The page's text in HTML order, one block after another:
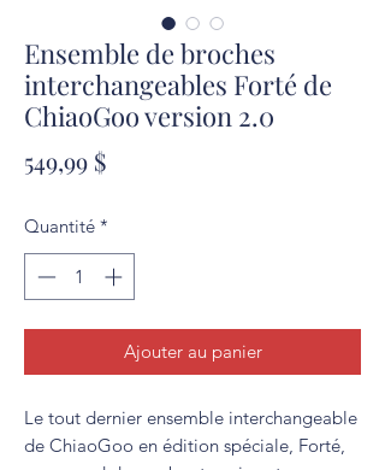
Ensemble de broches
interchangeables Forté de
ChiaoGoo version 2.0
549,99 $Prix
Quantité *
Ajouter au panier
Le tout dernier ensemble interchangeable
de ChiaoGoo en édition spéciale, Forté,